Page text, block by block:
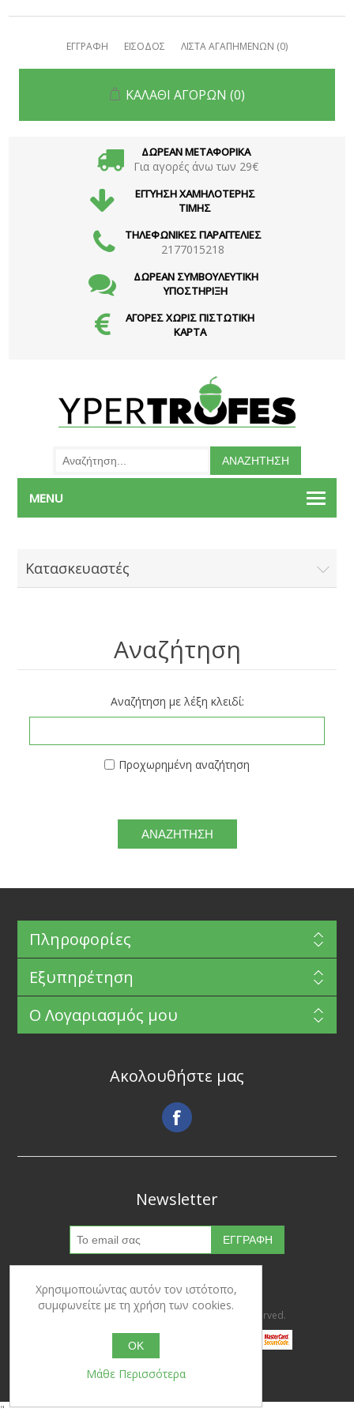
ΕΓΓΡΑΦΗ ΕΙΣΟΔΟΣ ΛΙΣΤΑ ΑΓΑΠΗΜΕΝΩΝ (0)
ΚΑΛΑΘΙ ΑΓΟΡΩΝ (0)
ΔΩΡΕΑΝ ΜΕΤΑΦΟΡΙΚΑ
Για αγορές άνω των 29€
ΕΓΓΥΗΣΗ ΧΑΜΗΛΟΤΕΡΗΣ
ΤΙΜΗΣ
ΤΗΛΕΦΩΝΙΚΕΣ ΠΑΡΑΓΓΕΛΙΕΣ
2177015218
ΔΩΡΕΑΝ ΣΥΜΒΟΥΛΕΥΤΙΚΗ
ΥΠΟΣΤΗΡΙΞΗ
ΑΓΟΡΕΣ ΧΩΡΙΣ ΠΙΣΤΩΤΙΚΗ
ΚΑΡΤΑ
MENU
Κατασκευαστές
Αναζήτηση
Αναζήτηση με λέξη κλειδί:
Προχωρημένη αναζήτηση
Πληροφορίες
Εξυπηρέτηση
Ο Λογαριασμός μου
Ακολουθήστε μας
Newsletter
Copyright © 2026 Ypertrofes. All rights reserved.
Powered bynopCommerce
Χρησιμοποιώντας αυτόν τον ιστότοπο,
συμφωνείτε με τη χρήση των cookies.
OK
Μάθε Περισσότερα
"